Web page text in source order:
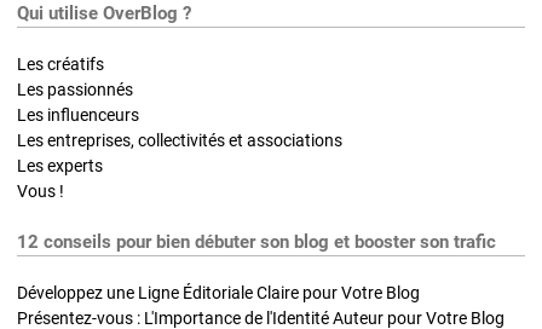
Qui utilise OverBlog ?
Les créatifs
Les passionnés
Les influenceurs
Les entreprises, collectivités et associations
Les experts
Vous !
12 conseils pour bien débuter son blog et booster son trafic
Développez une Ligne Éditoriale Claire pour Votre Blog
Présentez-vous : L'Importance de l'Identité Auteur pour Votre Blog